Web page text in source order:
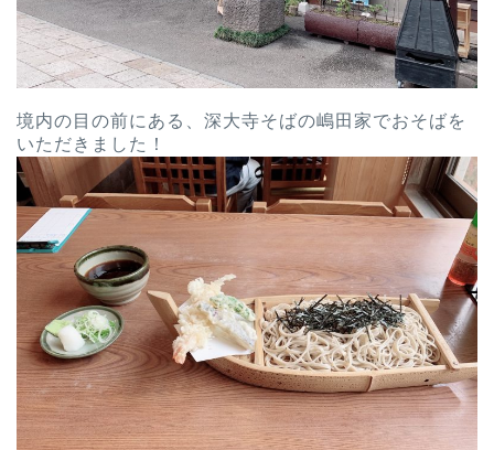
境内の目の前にある、深大寺そばの嶋田家でおそばを
いただきました！